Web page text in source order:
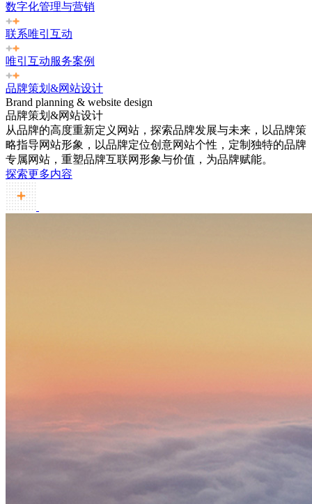
数字化管理与营销
联系唯引互动
唯引互动服务案例
品牌策划&网站设计
Brand planning & website design
品牌策划&网站设计
从品牌的高度重新定义网站，探索品牌发展与未来，以品牌策
略指导网站形象，以品牌定位创意网站个性，定制独特的品牌
专属网站，重塑品牌互联网形象与价值，为品牌赋能。
探索更多内容